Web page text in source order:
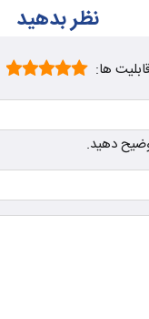
نظر بدهید
ها:
دهید.